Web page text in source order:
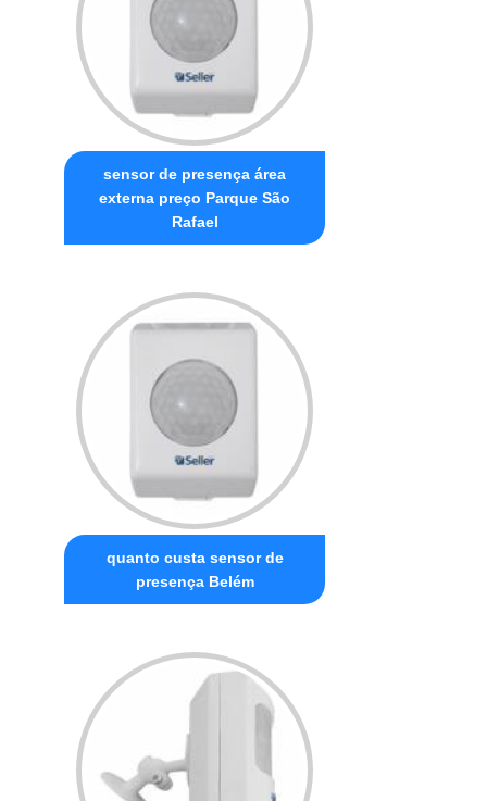
sensor de presença área
externa preço Parque São
Rafael
quanto custa sensor de
presença Belém